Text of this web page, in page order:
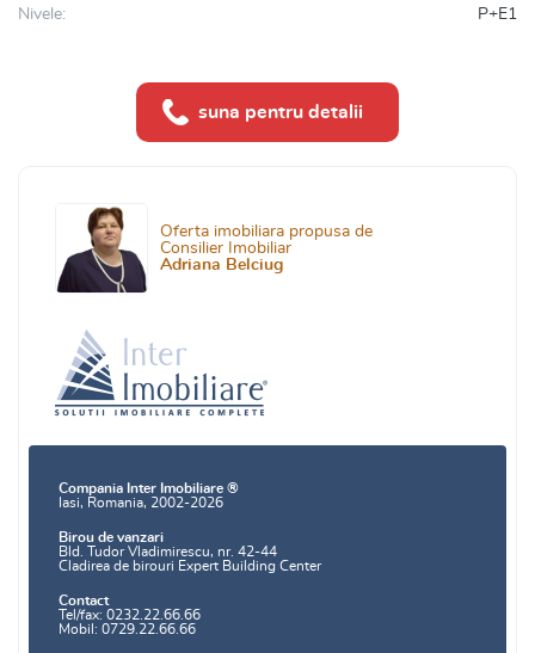
Nivele: P+E1
suna pentru detalii
Oferta imobiliara propusa de
Consilier Imobiliar
Adriana Belciug
Compania Inter Imobiliare ®
Iasi, Romania, 2002-2026
Birou de vanzari
Bld. Tudor Vladimirescu, nr. 42-44
Cladirea de birouri Expert Building Center
Contact
Tel/fax: 0232.22.66.66
Mobil: 0729.22.66.66